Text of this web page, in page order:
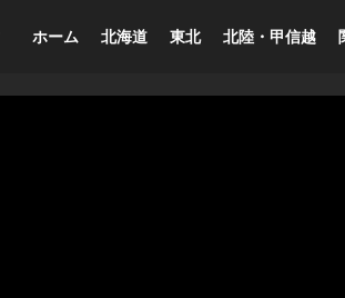
ホーム 北海道 東北 北陸・甲信越